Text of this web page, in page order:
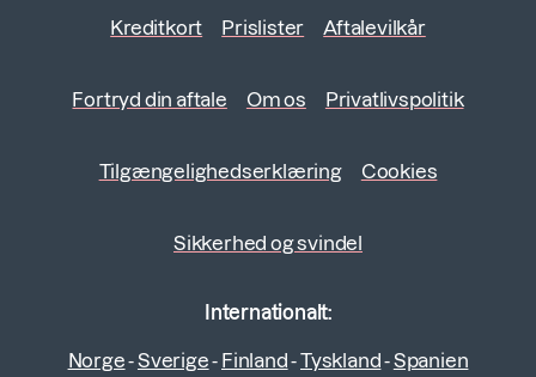
Kreditkort Prislister Aftalevilkår
Fortryd din aftale Om os Privatlivspolitik
Tilgængelighedserklæring Cookies
Sikkerhed og svindel
Internationalt:
Norge-Sverige- Finland-Tyskland-Spanien